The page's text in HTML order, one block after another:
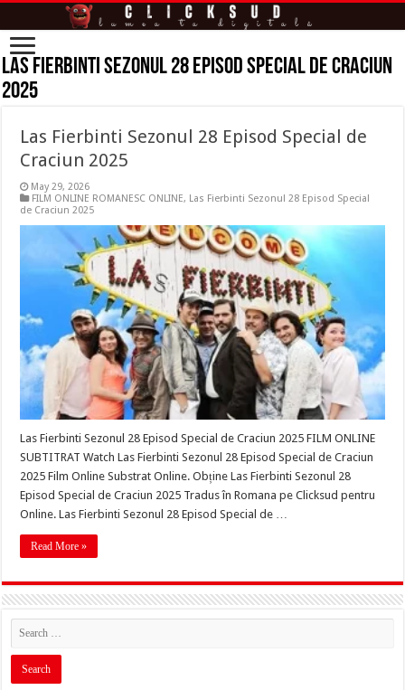
Las Fierbinti Sezonul 28 Episod Special de Craciun
2025
Las Fierbinti Sezonul 28 Episod Special de
Craciun 2025
May 29, 2026
FILM ONLINE ROMANESC ONLINE, Las Fierbinti Sezonul 28 Episod Special
de Craciun 2025
Las Fierbinti Sezonul 28 Episod Special de Craciun 2025 FILM ONLINE
SUBTITRAT Watch Las Fierbinti Sezonul 28 Episod Special de Craciun
2025 Film Online Substrat Online. Obține Las Fierbinti Sezonul 28
Episod Special de Craciun 2025 Tradus în Romana pe Clicksud pentru
Online. Las Fierbinti Sezonul 28 Episod Special de …
Read More »